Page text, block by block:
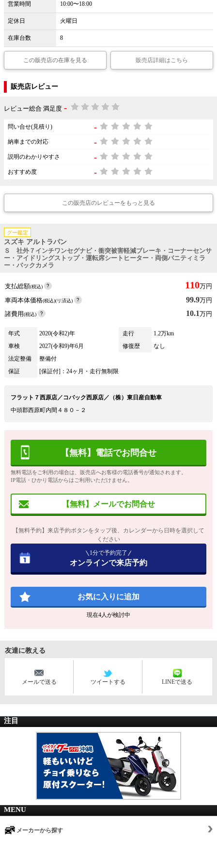
営業時間 10:00〜18:00
定休日 火曜日
在庫台数 8
この販売店の在庫を見る 販売店詳細はこちら
販売店レビュー
レビュー総合 満足度 -
問い合せ(見積り) -
納車までの対応 -
説明のわかりやすさ -
おすすめ度 -
この販売店のレビューをもっと見る
グー鑑定
スズキ アルトラパン
Ｓ 社外７インチワンセグナビ・衝突被害軽減ブレーキ・コーナーセンサ
ー・アイドリングストップ・運転席シートヒーター・両側バニティミラ
ー・バックカメラ
支払総額(税込) 110万円
車両本体価格(税込)(リ済込) 99.9万円
諸費用(税込) 10.1万円
年式 2020(令和2)年 走行
1.2万km
車検
2027(令和9)年6月 修復歴
なし
法定整備
整備付
保証
[保証付]：24ヶ月・走行無制限
フラット７西原店／コバック西原店／（株）東日産自動車
中頭郡西原町内間４８０－２
【無料】電話でお問合せ
無料電話をご利用の場合は、販売店へお客様の電話番号が通知されます。
IP電話・ひかり電話からはご利用いただけません。
【無料】メールでお問合せ
【無料予約】来店予約ボタンをタップ後、カレンダーから日時を選択して
ください
1分で予約完了
オンラインで来店予約
お気に入りに追加
現在4人が検討中
友達に教える
メールで送る ツイートする LINEで送る
注目
MENU
メーカーから探す